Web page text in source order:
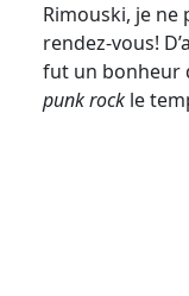
Rimouski, je ne
rendez-vous!
fut un bonheur
punk rock le